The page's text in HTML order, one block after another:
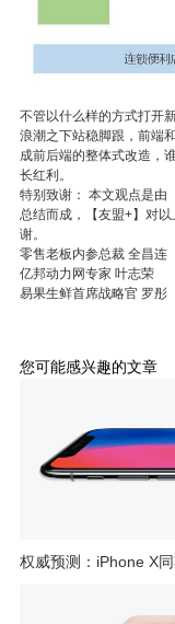
不管以什么样的方式打开
浪潮之下站稳脚跟，前端
成前后端的整体式改造，
长红利。
特别致谢： 本文观点是由
总结而成，【友盟+】对
谢。
零售老板内参总裁 全昌连
亿邦动力网专家 叶志荣
易果生鲜首席战略官 罗彤
您可能感兴趣的文章
权威预测：iPhone X